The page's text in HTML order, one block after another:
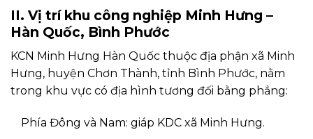
II. Vị trí khu công nghiệp Minh Hưng –
Hàn Quốc, Bình Phước
KCN Minh Hưng Hàn Quốc thuộc địa phận xã Minh
Hưng, huyện Chơn Thành, tỉnh Bình Phước, nằm
trong khu vực có địa hình tương đối bằng phẳng:
Phía Đông và Nam: giáp KDC xã Minh Hưng.